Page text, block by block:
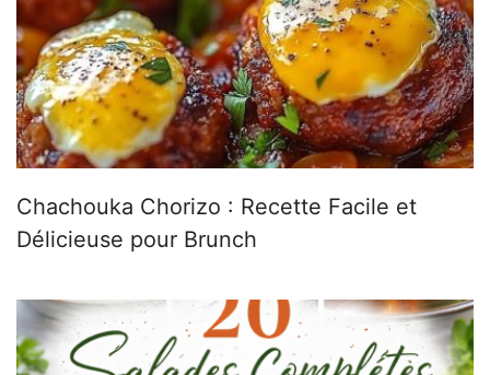
Chachouka Chorizo : Recette Facile et
Délicieuse pour Brunch